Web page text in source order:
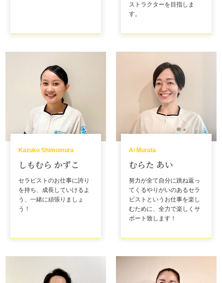
ストラクターを目指しま
す。
Kazuko Shimomura
しもむら かずこ
セラピストのお仕事に誇り
を持ち、成長していけるよ
う、一緒に頑張りましょ
う！
Ai Murata
むらた あい
努力が全て自分に跳ね返っ
てくるやりがいのあるセラ
ピストというお仕事を楽し
むために、全力で楽しくサ
ポート致します！